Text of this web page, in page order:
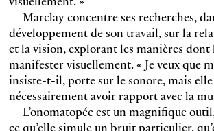
Marclay concentre ses recherches,
développement de son travail, sur la
et la vision, explorant les manières dont
manifester visuellement. « Je veux que
insiste-t-il, porte sur le sonore, mais
nécessairement avoir rapport avec la
L’onomatopée est un magnifique
ce qu’elle simule un bruit particulier,